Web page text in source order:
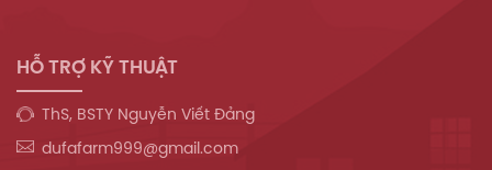
HỖ TRỢ KỸ THUẬT
ThS, BSTY Nguyễn Viết Đảng
dufafarm999@gmail.com